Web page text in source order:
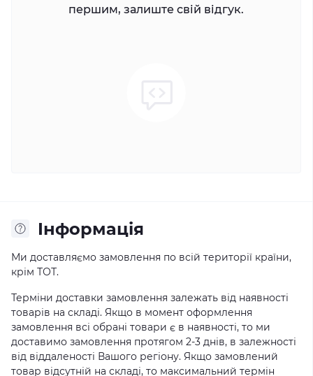
першим, залиште свій відгук.
Iнформація
Ми доставляємо замовлення по всій території країни,
крім ТОТ.
Терміни доставки замовлення залежать від наявності
товарів на складі. Якщо в момент оформлення
замовлення всі обрані товари є в наявності, то ми
доставимо замовлення протягом 2-3 днів, в залежності
від віддаленості Вашого регіону. Якщо замовлений
товар відсутній на складі, то максимальний термін